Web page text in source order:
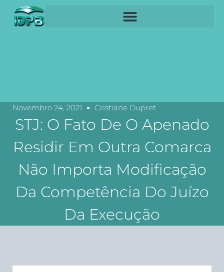
Novembro 24, 2021 Cristiane Dupret
STJ: O Fato De O Apenado
Residir Em Outra Comarca
Não Importa Modificação
Da Competência Do Juízo
Da Execução